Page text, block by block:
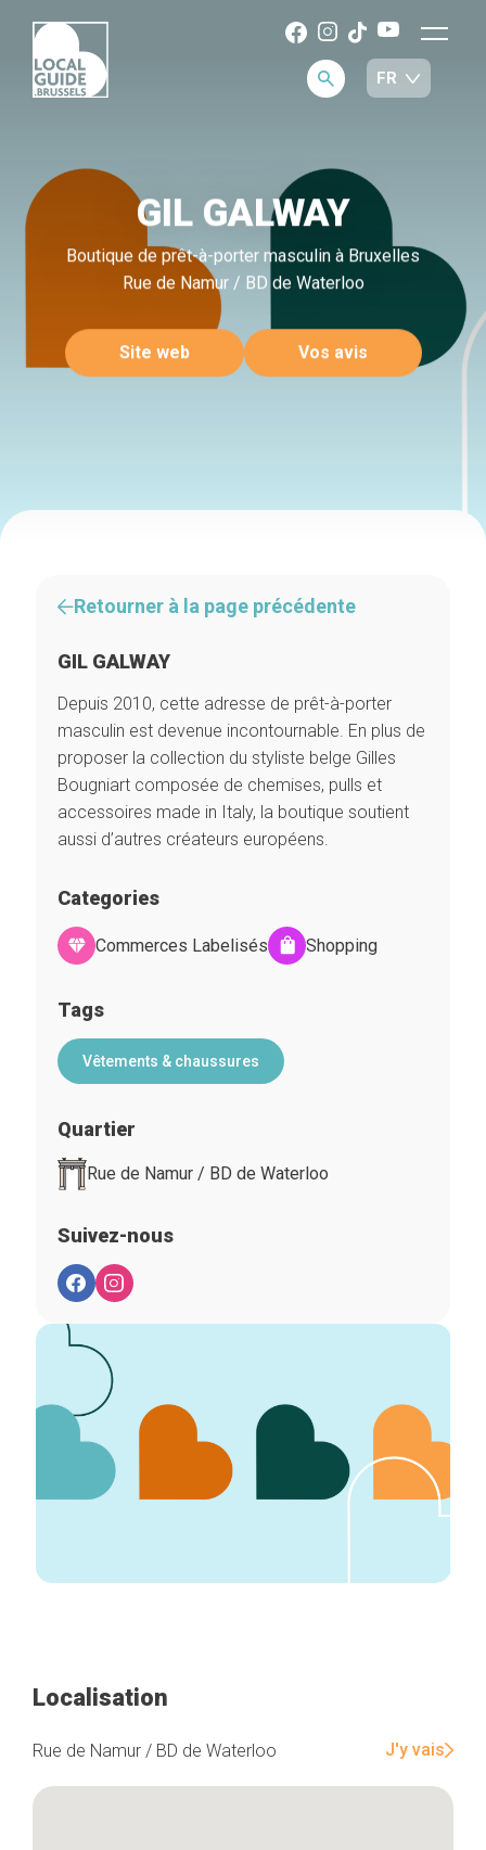
GIL GALWAY
Boutique de prêt-à-porter masculin à Bruxelles
Rue de Namur / BD de Waterloo
Site web Vos avis
Retourner à la page précédente
GIL GALWAY
Depuis 2010, cette adresse de prêt-à-porter
masculin est devenue incontournable. En plus de
proposer la collection du styliste belge Gilles
Bougniart composée de chemises, pulls et
accessoires made in Italy, la boutique soutient
aussi d’autres créateurs européens.
Categories
Commerces Labelisés Shopping
Tags
Vêtements & chaussures
Quartier
Rue de Namur / BD de Waterloo
Suivez-nous
Localisation
Rue de Namur / BD de Waterloo J'y vais